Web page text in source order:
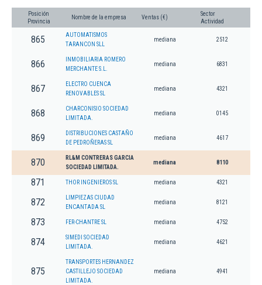
Posición
Provincia
Nombre de la empresa Ventas (€)
Sector
Actividad
865
AUTOMATISMOS
TARANCON SLL
mediana 2512
866
INMOBILIARIA ROMERO
MERCHANTE S.L.
mediana 6831
867
ELECTRO CUENCA
RENOVABLES SL
mediana 4321
868
CHARCONISIO SOCIEDAD
LIMITADA.
mediana 0145
869
DISTRIBUCIONES CASTAÑO
DE PEDROÑERAS SL
mediana 4617
870
RL&M CONTRERAS GARCIA
SOCIEDAD LIMITADA.
mediana 8110
871 THOR INGENIEROS SL mediana 4321
872
LIMPIEZAS CIUDAD
ENCANTADA SL
mediana 8121
873 FER-CHANTRE SL mediana 4752
874
SIMEDI SOCIEDAD
LIMITADA.
mediana 4621
875
TRANSPORTES HERNANDEZ
CASTILLEJO SOCIEDAD
LIMITADA.
mediana 4941